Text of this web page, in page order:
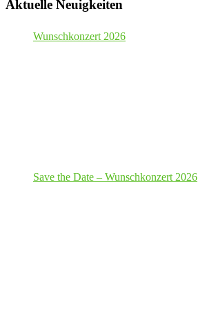
Aktuelle Neuigkeiten
Wunschkonzert 2026
Save the Date – Wunschkonzert 2026